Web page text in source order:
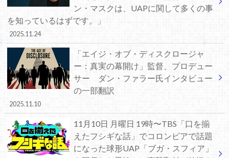
ン・マスクは、UAPに関して多くの事
を知っているはずです。」
2025.11.24
「エイジ・オブ・ディスクロージャ
ー：真実の幕開け」監督、プロデュー
サー ダン・ファラー氏インタビュー
の一部翻訳
2025.11.10
11月10日 月曜日 19時〜TBS「口を揃
えたフシギな話」でコロンビアで話題
になった球形UAP「ブガ・スフィア」